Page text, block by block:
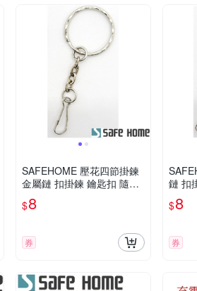
htc Desire 系列 iPhone SE 2
iPhone 11系列
SAFEHOME 壓花四節掛鍊
金屬鏈 扣掛鍊 鑰匙扣 隨身
碟防丟掛鏈 金屬材質 CPA0
39
$8
券
鏈 扣
丟掛
$8
券